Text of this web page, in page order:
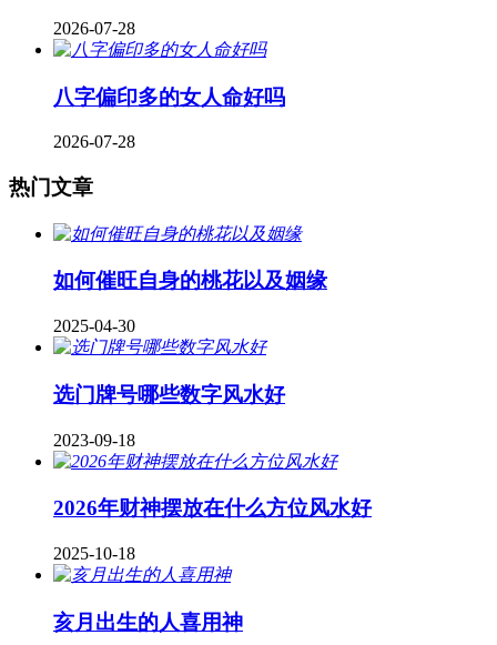
2026-07-28
八字偏印多的女人命好吗
2026-07-28
热门文章
如何催旺自身的桃花以及姻缘
2025-04-30
​选门牌号哪些数字风水好
2023-09-18
2026年财神摆放在什么方位风水好
2025-10-18
亥月出生的人喜用神